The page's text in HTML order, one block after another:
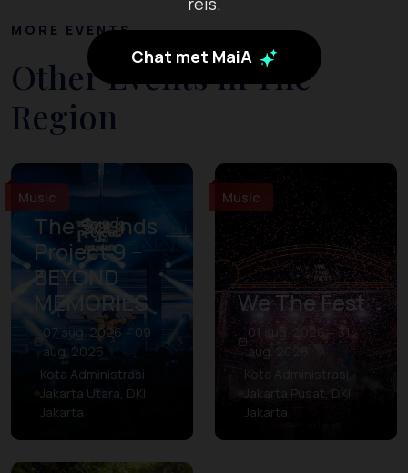
Chat met MaiA
MORE EVENTS
Other Events in The
Region
Music
The Sounds
Project 9 –
BEYOND
MEMORIES
07 aug. 2026 – 09
aug. 2026
Kota Administrasi
Jakarta Utara, DKI
Jakarta
Music
We The Fest
01 aug. 2026 – 31
aug. 2026
Kota Administrasi
Jakarta Pusat, DKI
Jakarta